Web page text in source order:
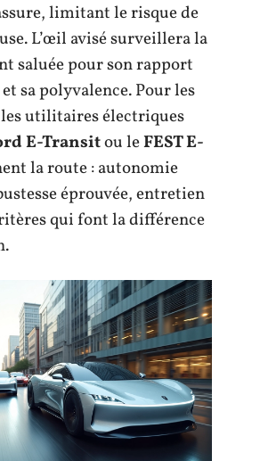
limitant le risque de
L’œil avisé surveillera la
saluée pour son rapport
sa polyvalence. Pour les
utilitaires électriques
E-Transitou leFEST E-
la route : autonomie
éprouvée, entretien
qui font la différence